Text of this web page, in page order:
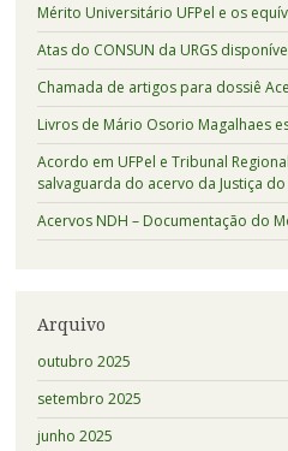
Mérito Universitário UFPel e os
Atas do CONSUN da URGS
Chamada de artigos para dossiê
Livros de Mário Osorio Magalhaes
Acordo em UFPel e Tribunal
salvaguarda do acervo da Justiça
Acervos NDH – Documentação do
Arquivo
outubro 2025
setembro 2025
junho 2025